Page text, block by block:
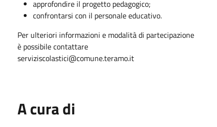
approfondire il progetto pedagogico;
confrontarsi con il personale educativo.
Per ulteriori informazioni e modalità di partecipazione
è possibile contattare
serviziscolastici@comune.teramo.it
A cura di